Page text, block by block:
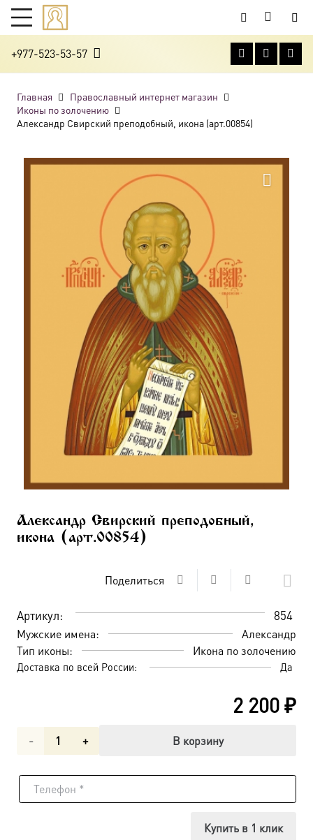
+977-523-53-57
Главная
Православный интернет магазин
Иконы по золочению
Александр Свирский преподобный, икона (арт.00854)
Александр Свирский преподобный,
икона (арт.00854)
Поделиться
Артикул: 854
Мужские имена:
Александр
Тип иконы:
Икона по золочению
Доставка по всей России: Да
2 200₽
Количество
Александр
В корзину
Купить в 1 клик